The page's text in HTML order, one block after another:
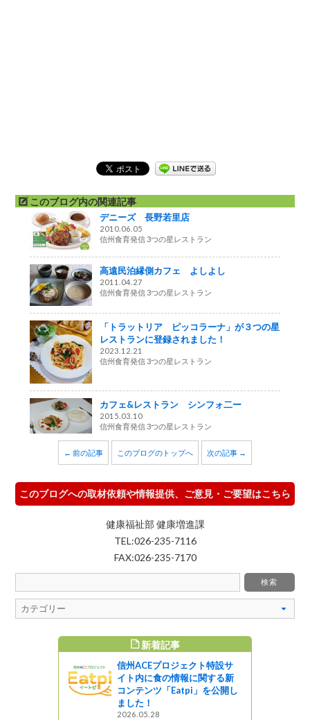
このブログ内の関連記事
デニーズ 長野若里店
2010.06.05
信州食育発信 3つの星レストラン
高遠民泊縁側カフェ よしよし
2011.04.27
信州食育発信 3つの星レストラン
「トラットリア ピッコラーナ」が３つの星
レストランに登録されました！
2023.12.21
信州食育発信 3つの星レストラン
カフェ&レストラン シンフォ二ー
2015.03.10
信州食育発信 3つの星レストラン
← 前の記事 このブログのトップへ 次の記事 →
このブログへの取材依頼や情報提供、ご意見・ご要望はこちら
健康福祉部 健康増進課
TEL:026-235-7116
FAX:026-235-7170
新着記事
信州ACEプロジェクト特設サ
イト内に食の情報に関する新
コンテンツ「Eatpi」を公開し
ました！
2026.05.28